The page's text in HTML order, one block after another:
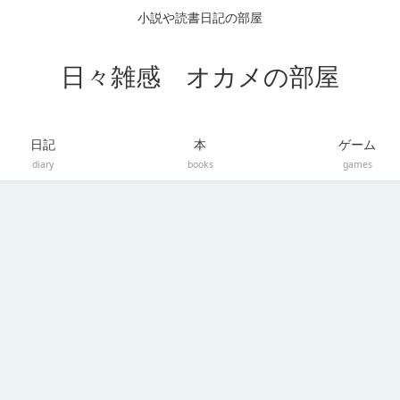
小説や読書日記の部屋
日々雑感 オカメの部屋
日記
diary
本
books
ゲーム
games